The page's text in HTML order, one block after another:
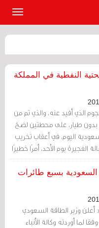
النفطية في المملكة
الذي أفيد عنه، والذي تم من
بدون طيار، على محطتين لضخ
اليوم، في أعقاب تخريب
الفجيرة يوم الأحد، أمرًا خطيرًا
تحذير.
بسبع طائرات
أعلن وزير الطاقة السعودي
لما أوردته وكالة الأنباء